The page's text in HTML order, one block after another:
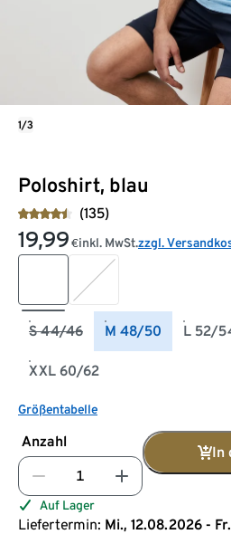
Poloshirt, blau
(135)
19,99 €inkl. MwSt.zzgl.
S 44/46 M 48/50 L 52/
XXL 60/62
Größentabelle
Anzahl
In
Auf Lager
Liefertermin: Mi., 12.08.2026 -
1/3